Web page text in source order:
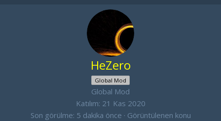
HeZero
Global Mod
Global Mod
Katılım 21 Kas 2020
Son görülme 5 dakika önce · Görüntülenen konu